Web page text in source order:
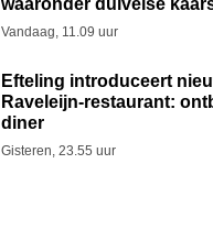
waaronder duivelse
Vandaag, 11.09 uur
Efteling introduceert
Raveleijn-restaurant:
diner
Gisteren, 23.55 uur